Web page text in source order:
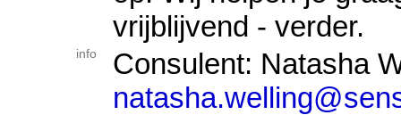
vrijblijvend - verder.
info
Consulent: Natasha